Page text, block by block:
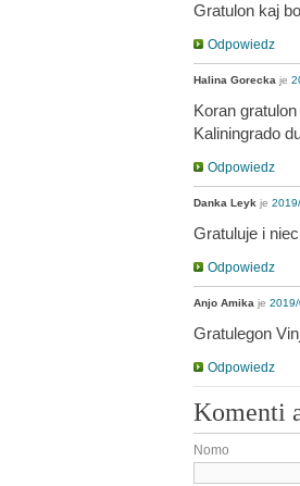
Gratulon kaj
Odpowiedz
Halina Gorecka je
Koran
Kaliningrado
Odpowiedz
Danka Leyk je
Gratuluje i
Odpowiedz
Anjo Amika je
Gratulegon
Odpowiedz
Komenti
Nomo